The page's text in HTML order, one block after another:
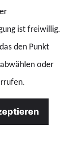
ist freiwillig.
den Punkt
oder